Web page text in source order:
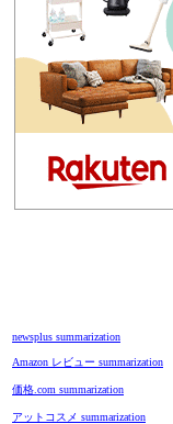
newsplus summarization
Amazon レビュー summarization
価格.com summarization
アットコスメ summarization